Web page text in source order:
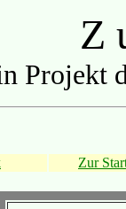
Z
Projekt
Zur